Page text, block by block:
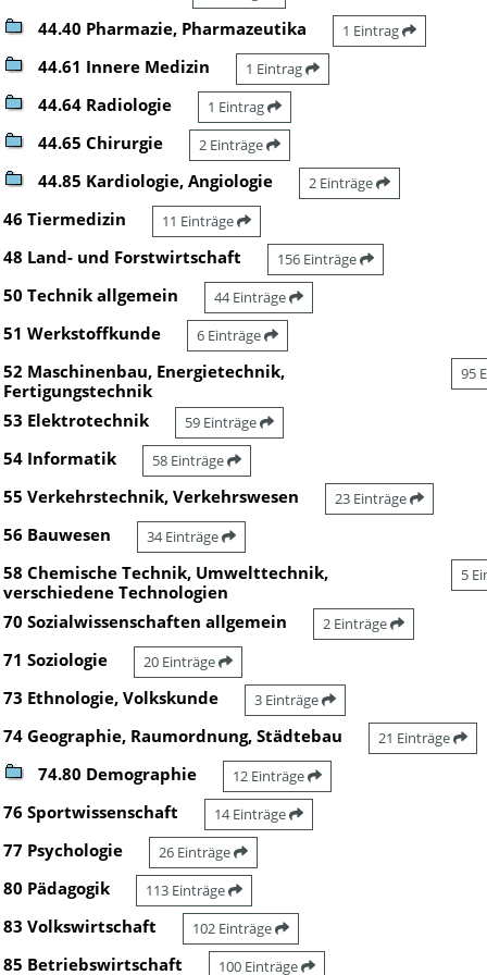
44.40 Pharmazie, Pharmazeutika 1 Eintrag
44.61 Innere Medizin 1 Eintrag
44.64 Radiologie 1 Eintrag
44.65 Chirurgie 2 Einträge
44.85 Kardiologie, Angiologie 2 Einträge
46 Tiermedizin 11 Einträge
48 Land- und Forstwirtschaft 156 Einträge
50 Technik allgemein 44 Einträge
51 Werkstoffkunde 6 Einträge
52 Maschinenbau, Energietechnik,
Fertigungstechnik
95
53 Elektrotechnik 59 Einträge
54 Informatik 58 Einträge
55 Verkehrstechnik, Verkehrswesen 23 Einträge
56 Bauwesen 34 Einträge
58 Chemische Technik, Umwelttechnik,
verschiedene Technologien
5
70 Sozialwissenschaften allgemein 2 Einträge
71 Soziologie 20 Einträge
73 Ethnologie, Volkskunde 3 Einträge
74 Geographie, Raumordnung, Städtebau 21 Einträge
74.80 Demographie 12 Einträge
76 Sportwissenschaft 14 Einträge
77 Psychologie 26 Einträge
80 Pädagogik 113 Einträge
83 Volkswirtschaft 102 Einträge
85 Betriebswirtschaft 100 Einträge